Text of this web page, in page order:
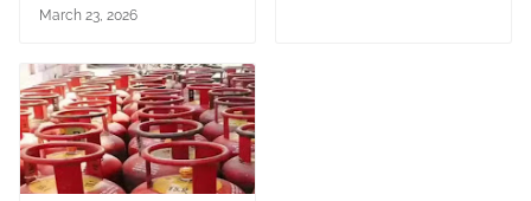
March 23, 2026